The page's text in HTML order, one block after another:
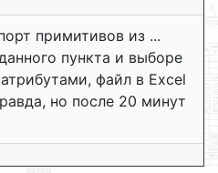
примитивов из ...
пункта и выборе
файл в Excel
но после 20 минут